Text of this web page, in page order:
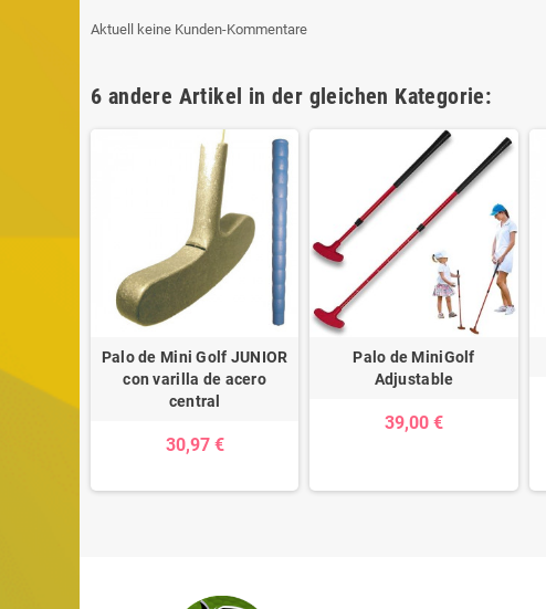
Aktuell keine Kunden-Kommentare
6 andere Artikel in der gleichen Kategorie:
Palo de Mini Golf JUNIOR
con varilla de acero
central
30,97 €
Palo de MiniGolf
Adjustable
39,00 €